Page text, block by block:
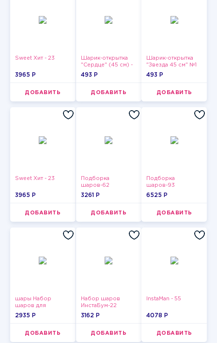
Sweet Хит - 23
3965 P
ДОБАВИТЬ
Шарик-открытка
"Сердце" (45 см) -
2
493 P
ДОБАВИТЬ
Шарик-открытка
"Звезда 45 см" №1
493 P
ДОБАВИТЬ
Sweet Хит - 23
3965 P
ДОБАВИТЬ
Подборка
шаров-62
3261 P
ДОБАВИТЬ
Подборка
шаров-93
6525 P
ДОБАВИТЬ
шары Набор
шаров для
девушки-13
2935 P
ДОБАВИТЬ
Набор шаров
ИнстаБум-22
3162 P
ДОБАВИТЬ
InstaMan - 55
4078 P
ДОБАВИТЬ